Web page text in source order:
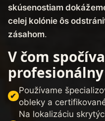
skúsenostiam
celej kolónie ôs
zásahom.
V čom
Používame
obleky a
Na lokalizáciu